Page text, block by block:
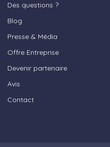
Des questions ?
Blog
Presse & Média
Offre Entreprise
Devenir partenaire
Avis
Contact